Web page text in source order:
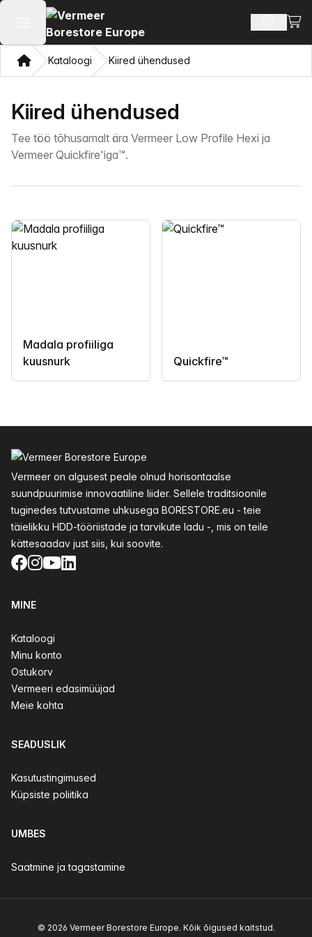
Ava peamenüü Otsi
KoduKataloogi Kiired ühendused
Kiired ühendused
Tee töö tõhusamalt ära Vermeer Low Profile Hexi ja
Vermeer Quickfire'iga™.
Madala profiiliga
kuusnurk
Quickfire™
Vermeer on algusest peale olnud horisontaalse
suundpuurimise innovaatiline liider. Sellele traditsioonile
tuginedes tutvustame uhkusega BORESTORE.eu - teie
täielikku HDD-tööriistade ja tarvikute ladu -, mis on teile
kättesaadav just siis, kui soovite.
Facebook
Instagram
YouTube
LinkedIn
MINE
Kataloogi
Minu konto
Ostukorv
Vermeeri edasimüüjad
Meie kohta
SEADUSLIK
Kasutustingimused
Küpsiste poliitika
UMBES
Saatmine ja tagastamine
© 2026 Vermeer Borestore Europe. Kõik õigused kaitstud.